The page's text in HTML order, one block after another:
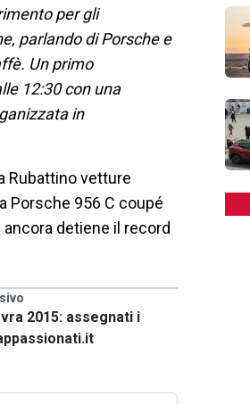
per gli
parlando di Porsche e
Un primo
12:30 con una
in
Rubattino vetture
Porsche 956 C coupé
detiene il record
2015: assegnati i